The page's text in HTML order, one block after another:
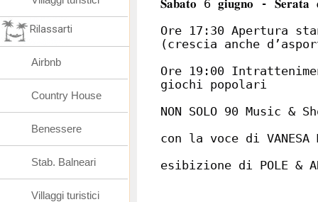
𝐒𝐚𝐛𝐚𝐭𝐨 6 𝐠𝐢𝐮𝐠𝐧𝐨 - 𝐒𝐞𝐫𝐚𝐭𝐚
Ore 17:30 Apertura
(crescia anche
Ore 19:00
giochi popolari
NON SOLO 90 Music &
con la voce di VANESA
esibizione di POLE &
Rilassarti
Airbnb
Country House
Benessere
Stab. Balneari
Villaggi turistici